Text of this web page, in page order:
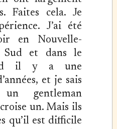
Faites cela. Je
J’ai été
en Nouvelle-
Sud et dans le
il y a une
et je sais
un gentleman
un. Mais ils
qu’il est difficile